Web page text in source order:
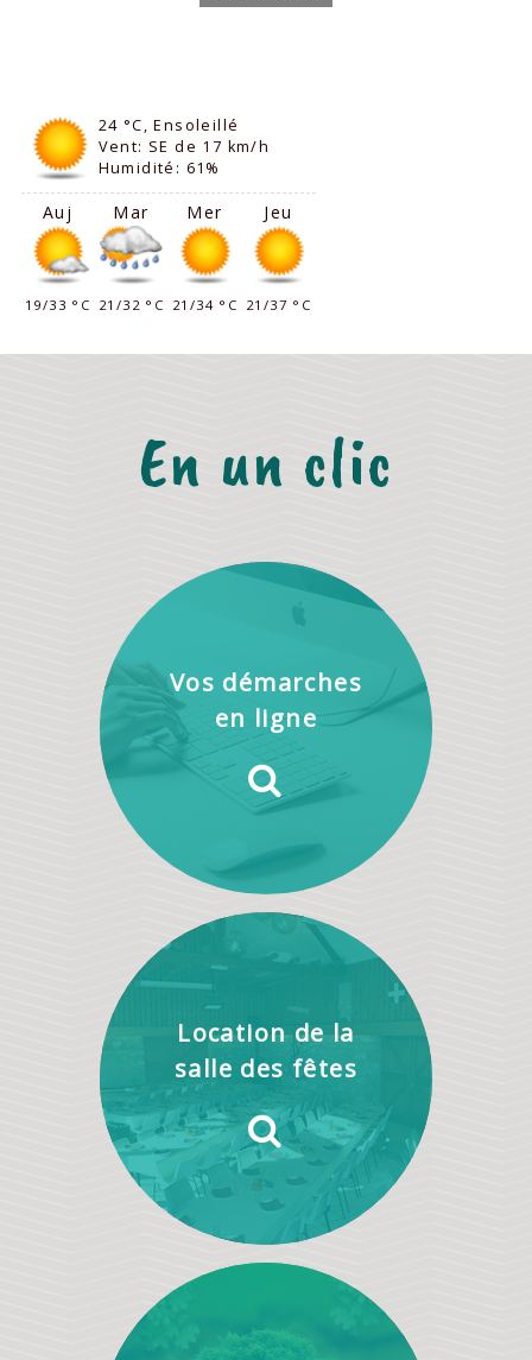
24 °C, Ensoleillé
Vent: SE de 17 km/h
Humidité: 61%
Auj
19/33 °C
Mar
21/32 °C
Mer
21/34 °C
Jeu
21/37 °C
En un clic
Vos démarches
en ligne
Location de la
salle des fêtes